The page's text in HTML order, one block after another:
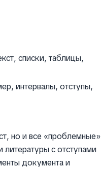
списки, таблицы,
интервалы, отступы,
но и все «проблемные»
с отступами
документа и